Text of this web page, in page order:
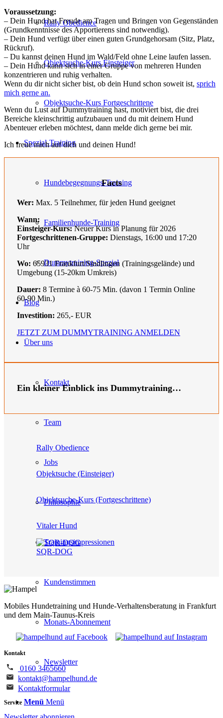
Rally Obedience
Objektsuche-Kurs Einsteiger
Objektsuche-Kurs Fortgeschrittene
Spezial-Training
Hundebegegnungs-Training
Familienhunde-Training
Dummytraining-Spezial
Blog
Über uns
Kontakt
Team
Jobs
Philosophie
Trainingsimpressionen
Kundenstimmen
Monats-Abonnement
Newsletter
Menü Menü
Voraussetzung:
– Dein Hund hat Freude am Tragen und Bringen von Gegenständen
(Grundkenntnisse des Apportierens sind notwendig).
– Dein Hund verfügt über einen guten Grundgehorsam (Sitz, Platz,
Rückruf).
– Du kannst deinen Hund im Wald/Feld ohne Leine laufen lassen.
– Dein Hund kann sich in einer Gruppe von mehreren Hunden
konzentrieren und ruhig verhalten.
Wenn du dir nicht sicher bist, ob dein Hund schon soweit ist, sprich
mich gerne an.
Wenn du Lust auf Dummytraining hast, motiviert bist, die drei
Bereiche kleinschrittig aufzubauen und du mit deinem Hund
Abenteuer erleben möchtest, dann melde dich gerne bei mir.
Ich freue mich auf dich und deinen Hund!
Facts
Wer: Max. 5 Teilnehmer, für jeden Hund geeignet
Wann:
Einsteiger-Kurs:Neuer Kurs in Planung für 2026
Fortgeschrittenen-Gruppe: Dienstags, 16:00 und 17:20
Uhr
Wo: 65931 Frankfurt/Sindlingen (Trainingsgelände) und
Umgebung (15-20km Umkreis)
Dauer: 8 Termine à 60-75 Min. (davon 1 Termin Online
60-90 Min.)
Investition: 265,- EUR
JETZT ZUM DUMMYTRAINING ANMELDEN
Ein kleiner Einblick ins Dummytraining…
Rally Obedience
Objektsuche (Einsteiger)
Objektsuche-Kurs (Fortgeschrittene)
Vitaler Hund
SQR-DOG
Mobiles Hundetraining und Hunde-Verhaltensberatung in Frankfurt
und dem Main-Taunus-Kreis
Kontakt
0160 3465660
kontakt@hampelhund.de
Kontaktformular
Service